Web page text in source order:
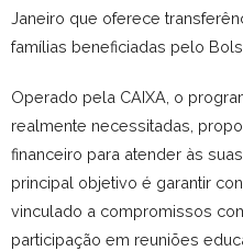
Janeiro que oferece
famílias beneficiadas pelo
Operado pela CAIXA, o
realmente necessitadas,
financeiro para atender às
principal objetivo é garantir
vinculado a compromissos
participação em reuniões